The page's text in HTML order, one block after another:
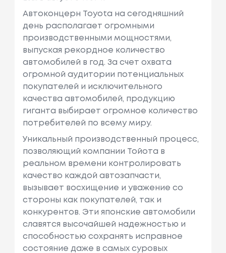
Автоконцерн Toyota на сегодняшний
день располагает огромными
производственными мощностями,
выпуская рекордное количество
автомобилей в год. За счет охвата
огромной аудитории потенциальных
покупателей и исключительного
качества автомобилей, продукцию
гиганта выбирает огромное количество
потребителей по всему миру.
Уникальный производственный процесс,
позволяющий компании Тойота в
реальном времени контролировать
качество каждой автозапчасти,
вызывает восхищение и уважение со
стороны как покупателей, так и
конкурентов. Эти японские автомобили
славятся высочайшей надежностью и
способностью сохранять исправное
состояние даже в самых суровых